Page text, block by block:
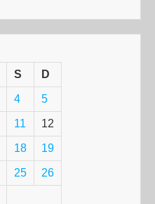
S D
4 5
11 12
18 19
25 26